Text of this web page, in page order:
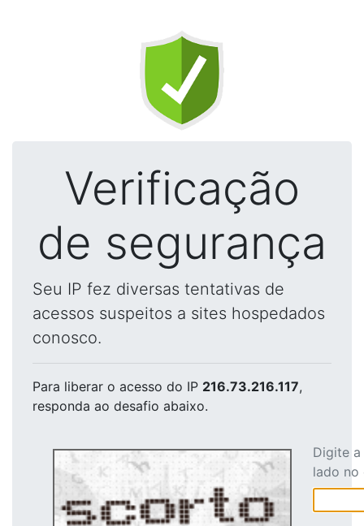
Verificação
de segurança
Seu IP fez diversas tentativas de
acessos suspeitos a sites hospedados
conosco.
Para liberar o acesso do IP 216.73.216.117,
responda ao desafio abaixo.
Digite
lado no